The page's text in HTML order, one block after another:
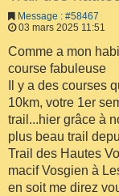
Message : #58467
03 mars 2025 11:51
Comme a mon
course fabuleuse
Il y a des courses
10km, votre 1er
trail...hier grâce à
plus beau trail
Trail des Hautes
macif Vosgien à
en soit me direz